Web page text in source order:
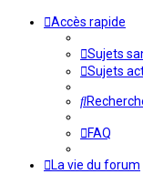
Accès rapide
Sujets
Sujets
FAQ
La vie du forum